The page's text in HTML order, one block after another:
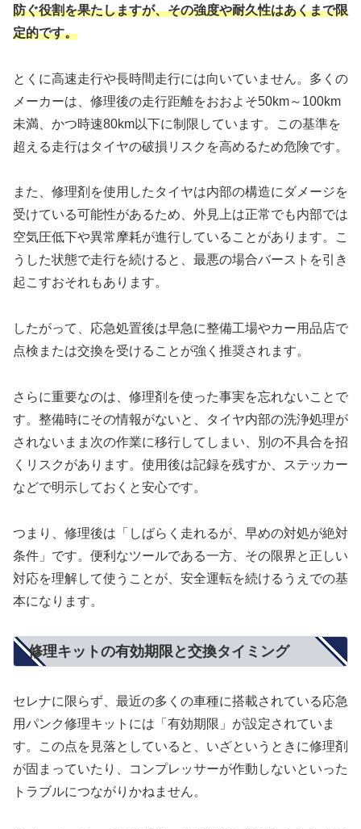
防ぐ役割を果たしますが、その強度や耐久性はあくまで限
定的です。
とくに高速走行や長時間走行には向いていません。多くの
メーカーは、修理後の走行距離をおおよそ50km～100km
未満、かつ時速80km以下に制限しています。この基準を
超える走行はタイヤの破損リスクを高めるため危険です。
また、修理剤を使用したタイヤは内部の構造にダメージを
受けている可能性があるため、外見上は正常でも内部では
空気圧低下や異常摩耗が進行していることがあります。こ
うした状態で走行を続けると、最悪の場合バーストを引き
起こすおそれもあります。
したがって、応急処置後は早急に整備工場やカー用品店で
点検または交換を受けることが強く推奨されます。
さらに重要なのは、修理剤を使った事実を忘れないことで
す。整備時にその情報がないと、タイヤ内部の洗浄処理が
されないまま次の作業に移行してしまい、別の不具合を招
くリスクがあります。使用後は記録を残すか、ステッカー
などで明示しておくと安心です。
つまり、修理後は「しばらく走れるが、早めの対処が絶対
条件」です。便利なツールである一方、その限界と正しい
対応を理解して使うことが、安全運転を続けるうえでの基
本になります。
修理キットの有効期限と交換タイミング
セレナに限らず、最近の多くの車種に搭載されている応急
用パンク修理キットには「有効期限」が設定されていま
す。この点を見落としていると、いざというときに修理剤
が固まっていたり、コンプレッサーが作動しないといった
トラブルにつながりかねません。